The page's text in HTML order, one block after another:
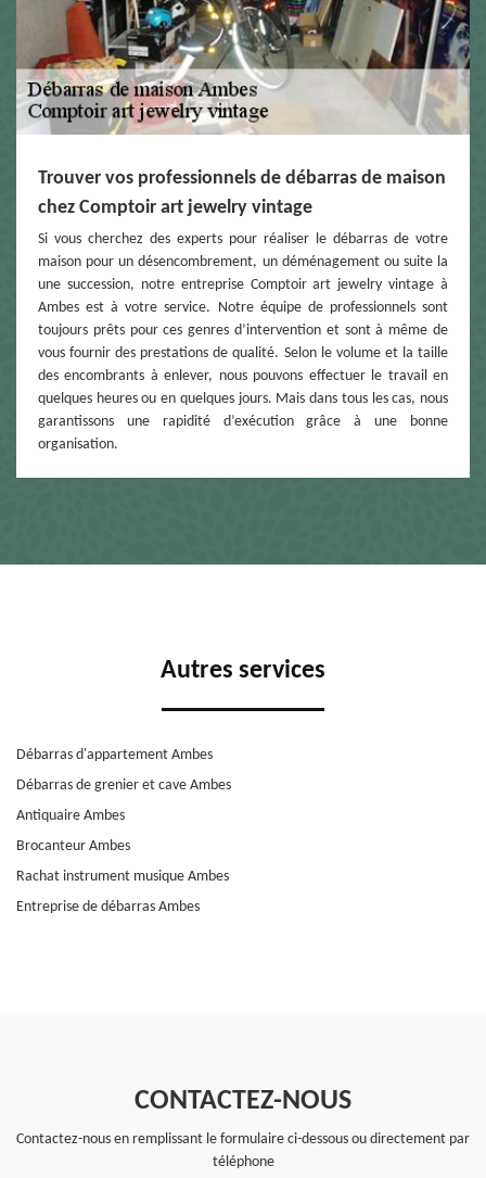
Trouver vos professionnels de débarras de maison
chez Comptoir art jewelry vintage
Si vous cherchez des experts pour réaliser le débarras de votre
maison pour un désencombrement, un déménagement ou suite la
une succession, notre entreprise Comptoir art jewelry vintage à
Ambes est à votre service. Notre équipe de professionnels sont
toujours prêts pour ces genres d’intervention et sont à même de
vous fournir des prestations de qualité. Selon le volume et la taille
des encombrants à enlever, nous pouvons effectuer le travail en
quelques heures ou en quelques jours. Mais dans tous les cas, nous
garantissons une rapidité d’exécution grâce à une bonne
organisation.
Autres services
Débarras d'appartement Ambes
Débarras de grenier et cave Ambes
Antiquaire Ambes
Brocanteur Ambes
Rachat instrument musique Ambes
Entreprise de débarras Ambes
CONTACTEZ-NOUS
Contactez-nous en remplissant le formulaire ci-dessous ou directement par
téléphone